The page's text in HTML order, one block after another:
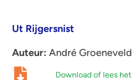
Ut Rijgersnist
Auteur: André Groeneveld
Download of lees